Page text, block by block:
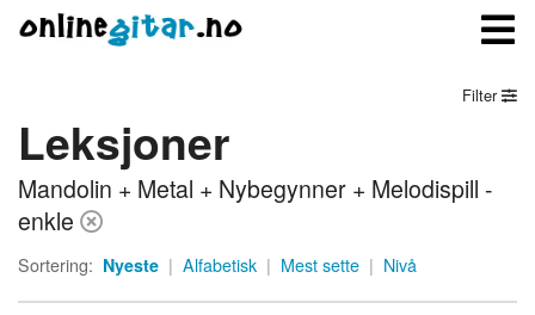
Meny
Logg inn
Bli medlem
Filter
Leksjoner
Mandolin + Metal + Nybegynner + Melodispill -
enkle
Sortering: Nyeste | Alfabetisk | Mest sette | Nivå